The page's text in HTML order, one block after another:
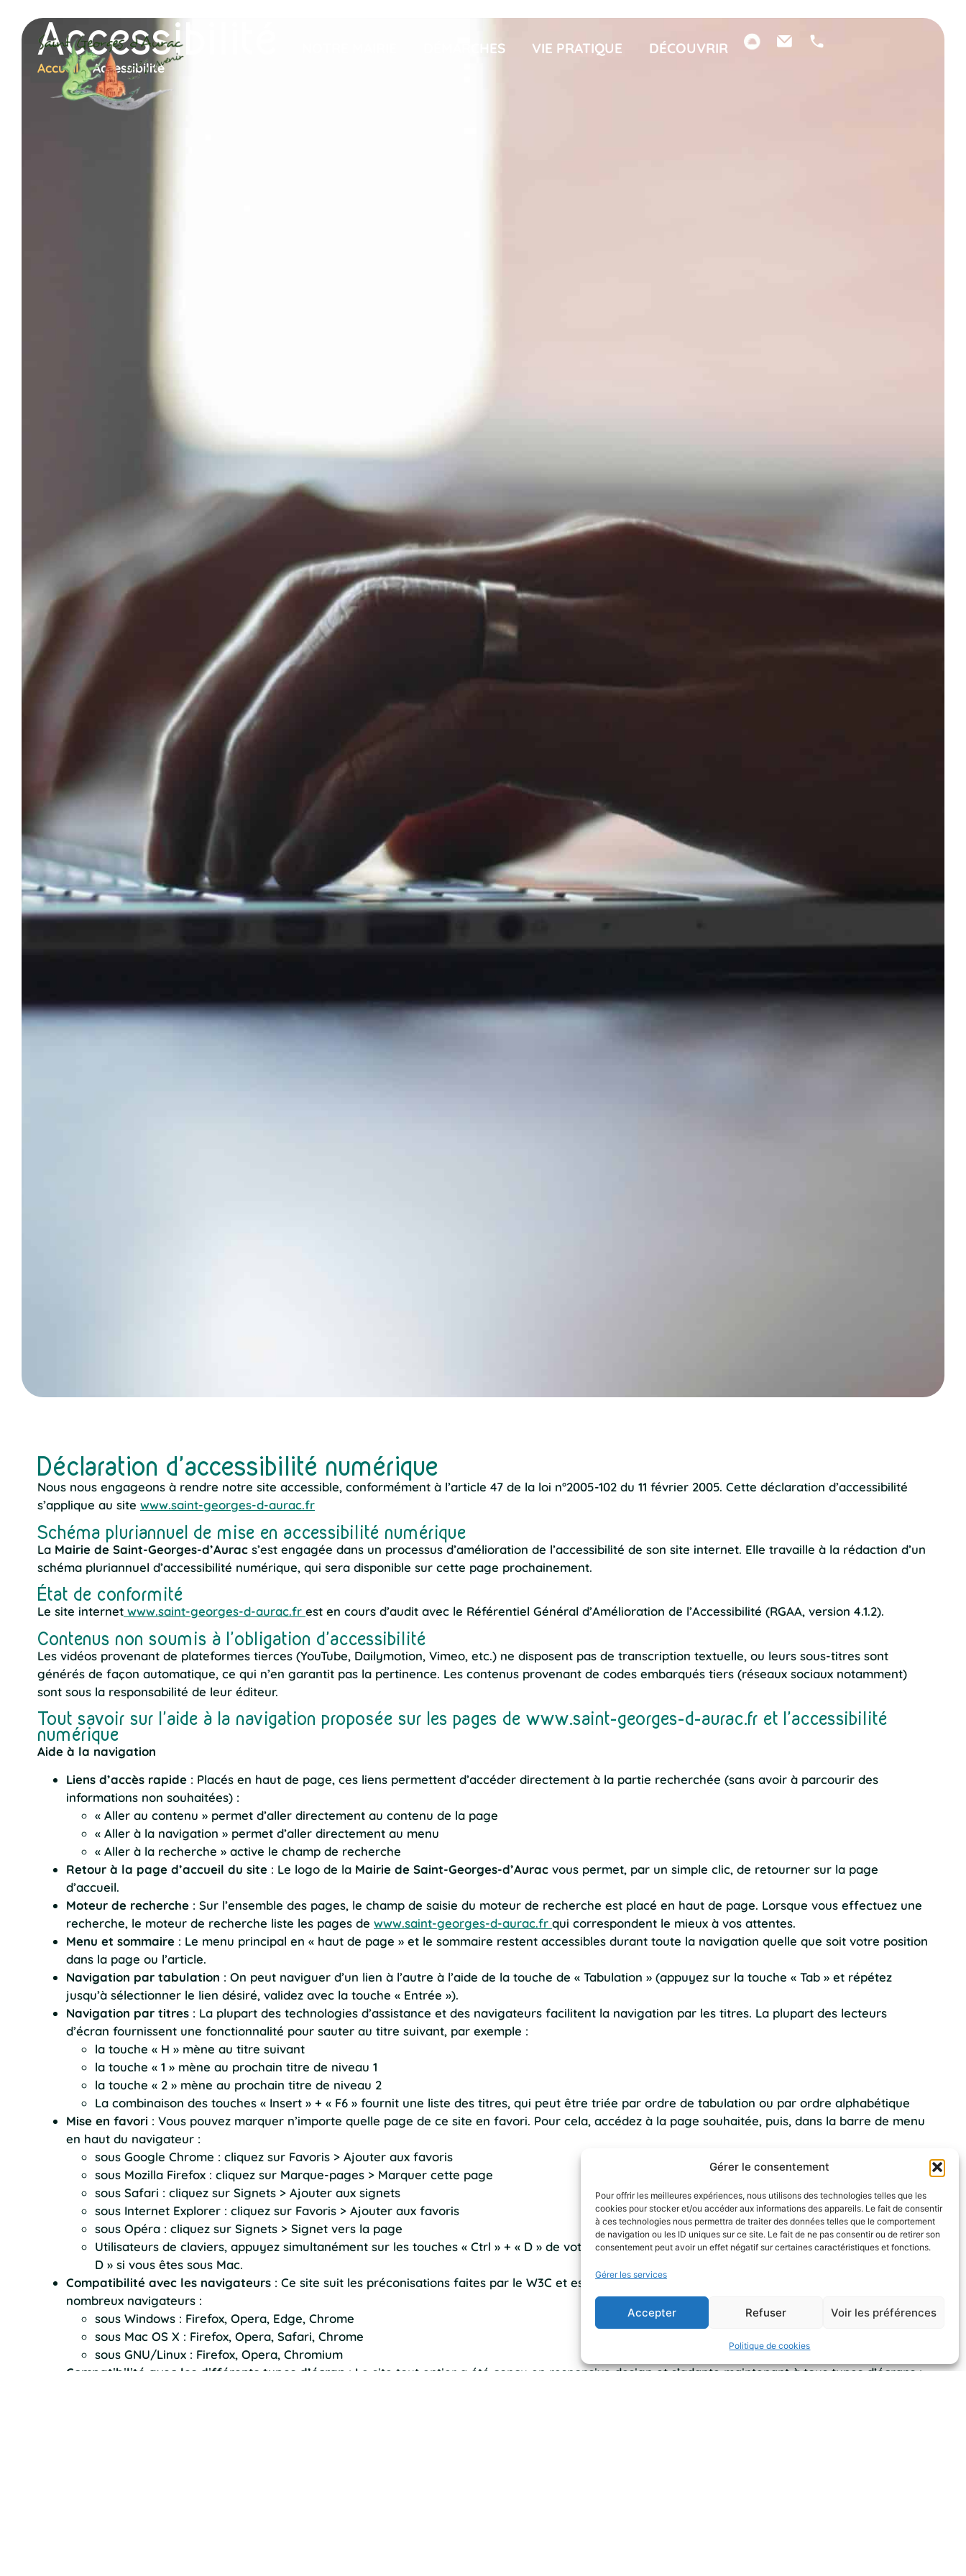
Gérer le consentement
Pour offrir les meilleures expériences, nous utilisons des technologies telles que les
cookies pour stocker et/ou accéder aux informations des appareils. Le fait de consentir
à ces technologies nous permettra de traiter des données telles que le comportement
de navigation ou les ID uniques sur ce site. Le fait de ne pas consentir ou de retirer son
consentement peut avoir un effet négatif sur certaines caractéristiques et fonctions.
Gérer les services
Accepter Refuser Voir les préférences
Politique de cookies
DÉMARCHES VIE PRATIQUE DÉCOUVRIR
Accessibilité
Accueil»Accessibilité
Déclaration d'accessibilité numérique
Nous nous engageons à rendre notre site accessible, conformément à l’article 47 de la loi n°2005-102 du 11 février 2005. Cette déclaration d’accessibilité
s’applique au site www.saint-georges-d-aurac.fr
Schéma pluriannuel de mise en accessibilité numérique
La Mairie de Saint-Georges-d’Aurac s’est engagée dans un processus d’amélioration de l’accessibilité de son site internet. Elle travaille à la rédaction d’un
schéma pluriannuel d’accessibilité numérique, qui sera disponible sur cette page prochainement.
État de conformité
Le site internet www.saint-georges-d-aurac.fr est en cours d’audit avec le Référentiel Général d’Amélioration de l’Accessibilité (RGAA, version 4.1.2).
Contenus non soumis à l’obligation d’accessibilité
Les vidéos provenant de plateformes tierces (YouTube, Dailymotion, Vimeo, etc.) ne disposent pas de transcription textuelle, ou leurs sous-titres sont
générés de façon automatique, ce qui n’en garantit pas la pertinence. Les contenus provenant de codes embarqués tiers (réseaux sociaux notamment)
sont sous la responsabilité de leur éditeur.
Tout savoir sur l’aide à la navigation proposée sur les pages de www.saint-georges-d-aurac.fr et l’accessibilité
numérique
Aide à la navigation
Liens d’accès rapide : Placés en haut de page, ces liens permettent d’accéder directement à la partie recherchée (sans avoir à parcourir des
informations non souhaitées) :
« Aller au contenu » permet d’aller directement au contenu de la page
« Aller à la navigation » permet d’aller directement au menu
« Aller à la recherche » active le champ de recherche
Retour à la page d’accueil du site : Le logo de la Mairie de Saint-Georges-d’Aurac vous permet, par un simple clic, de retourner sur la page
d’accueil.
Moteur de recherche : Sur l’ensemble des pages, le champ de saisie du moteur de recherche est placé en haut de page. Lorsque vous effectuez une
recherche, le moteur de recherche liste les pages de www.saint-georges-d-aurac.fr qui correspondent le mieux à vos attentes.
Menu et sommaire : Le menu principal en « haut de page » et le sommaire restent accessibles durant toute la navigation quelle que soit votre position
dans la page ou l’article.
Navigation par tabulation : On peut naviguer d’un lien à l’autre à l’aide de la touche de « Tabulation » (appuyez sur la touche « Tab » et répétez
jusqu’à sélectionner le lien désiré, validez avec la touche « Entrée »).
Navigation par titres : La plupart des technologies d’assistance et des navigateurs facilitent la navigation par les titres. La plupart des lecteurs
d’écran fournissent une fonctionnalité pour sauter au titre suivant, par exemple :
la touche « H » mène au titre suivant
la touche « 1 » mène au prochain titre de niveau 1
la touche « 2 » mène au prochain titre de niveau 2
La combinaison des touches « Insert » + « F6 » fournit une liste des titres, qui peut être triée par ordre de tabulation ou par ordre alphabétique
Mise en favori : Vous pouvez marquer n’importe quelle page de ce site en favori. Pour cela, accédez à la page souhaitée, puis, dans la barre de menu
en haut du navigateur :
sous Google Chrome : cliquez sur Favoris > Ajouter aux favoris
sous Mozilla Firefox : cliquez sur Marque-pages > Marquer cette page
sous Safari : cliquez sur Signets > Ajouter aux signets
sous Internet Explorer : cliquez sur Favoris > Ajouter aux favoris
sous Opéra : cliquez sur Signets > Signet vers la page
Utilisateurs de claviers, appuyez simultanément sur les touches « Ctrl » + « D » de votre clavier si vous êtes sur PC, ou sur les touches « Cmd » + «
D » si vous êtes sous Mac.
Compatibilité avec les navigateurs : Ce site suit les préconisations faites par le W3C et est compatible HTML 5 et CSS3. Il est donc accessible via de
nombreux navigateurs :
sous Windows : Firefox, Opera, Edge, Chrome
sous Mac OS X : Firefox, Opera, Safari, Chrome
sous GNU/Linux : Firefox, Opera, Chromium
Compatibilité avec les différents types d’écran : Le site tout entier a été conçu en responsive design et s’adapte maintenant à tous types d’écrans :